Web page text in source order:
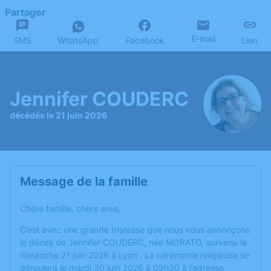
Partager
SMS WhatsApp Facebook E-mail Lien
Jennifer COUDERC
décédée le 21 juin 2026
Message de la famille
Chère famille, chers amis,
C’est avec une grande tristesse que nous vous annonçons
le décès de Jennifer COUDERC, née MORATO, survenu le
dimanche 21 juin 2026 à Lyon . La cérémonie religieuse se
déroulera le mardi 30 juin 2026 à 09h30 à l’adresse